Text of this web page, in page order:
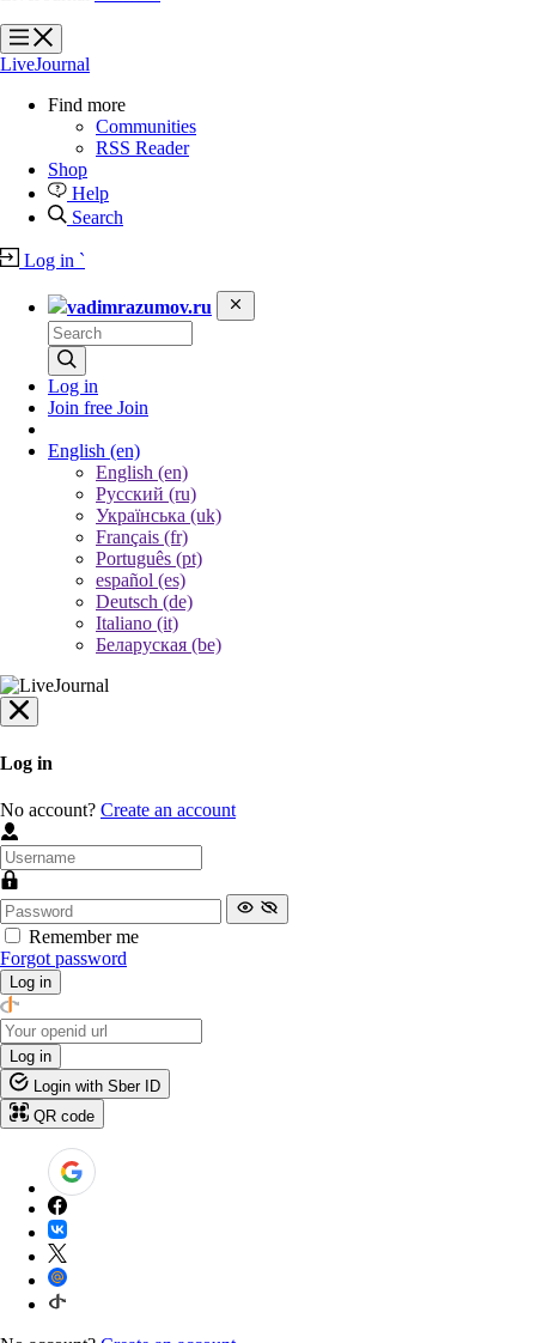
?
?
LiveJournal
Find more
Communities
RSS Reader
Shop
Help
Search
Log in `
vadimrazumov.ru
Log in
Join free Join
English (en)
English (en)
Русский (ru)
Українська (uk)
Français (fr)
Português (pt)
español (es)
Deutsch (de)
Italiano (it)
Беларуская (be)
Log in
No account? Create an account
Remember me
Forgot password
Log in
Log in
Login with Sber ID
QR code